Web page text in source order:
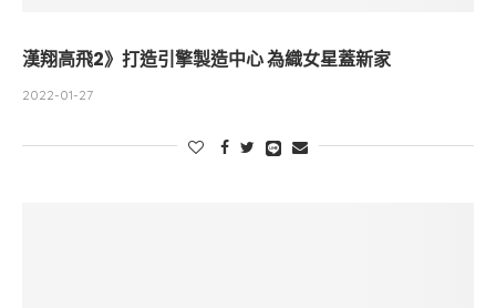
漢翔高飛2》打造引擎製造中心 為織女星蓋新家
2022-01-27